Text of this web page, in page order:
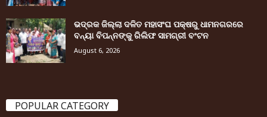
ଭଦ୍ରକ ଜିଲ୍ଲା ଦଳିତ ମହାସଂଘ ପକ୍ଷରୁ ଧାମନଗରରେ
ବନ୍ୟା ବିପନ୍ନଙ୍କୁ ରିଲିଫ ସାମଗ୍ରୀ ବଂଟନ
August 6, 2026
POPULAR CATEGORY